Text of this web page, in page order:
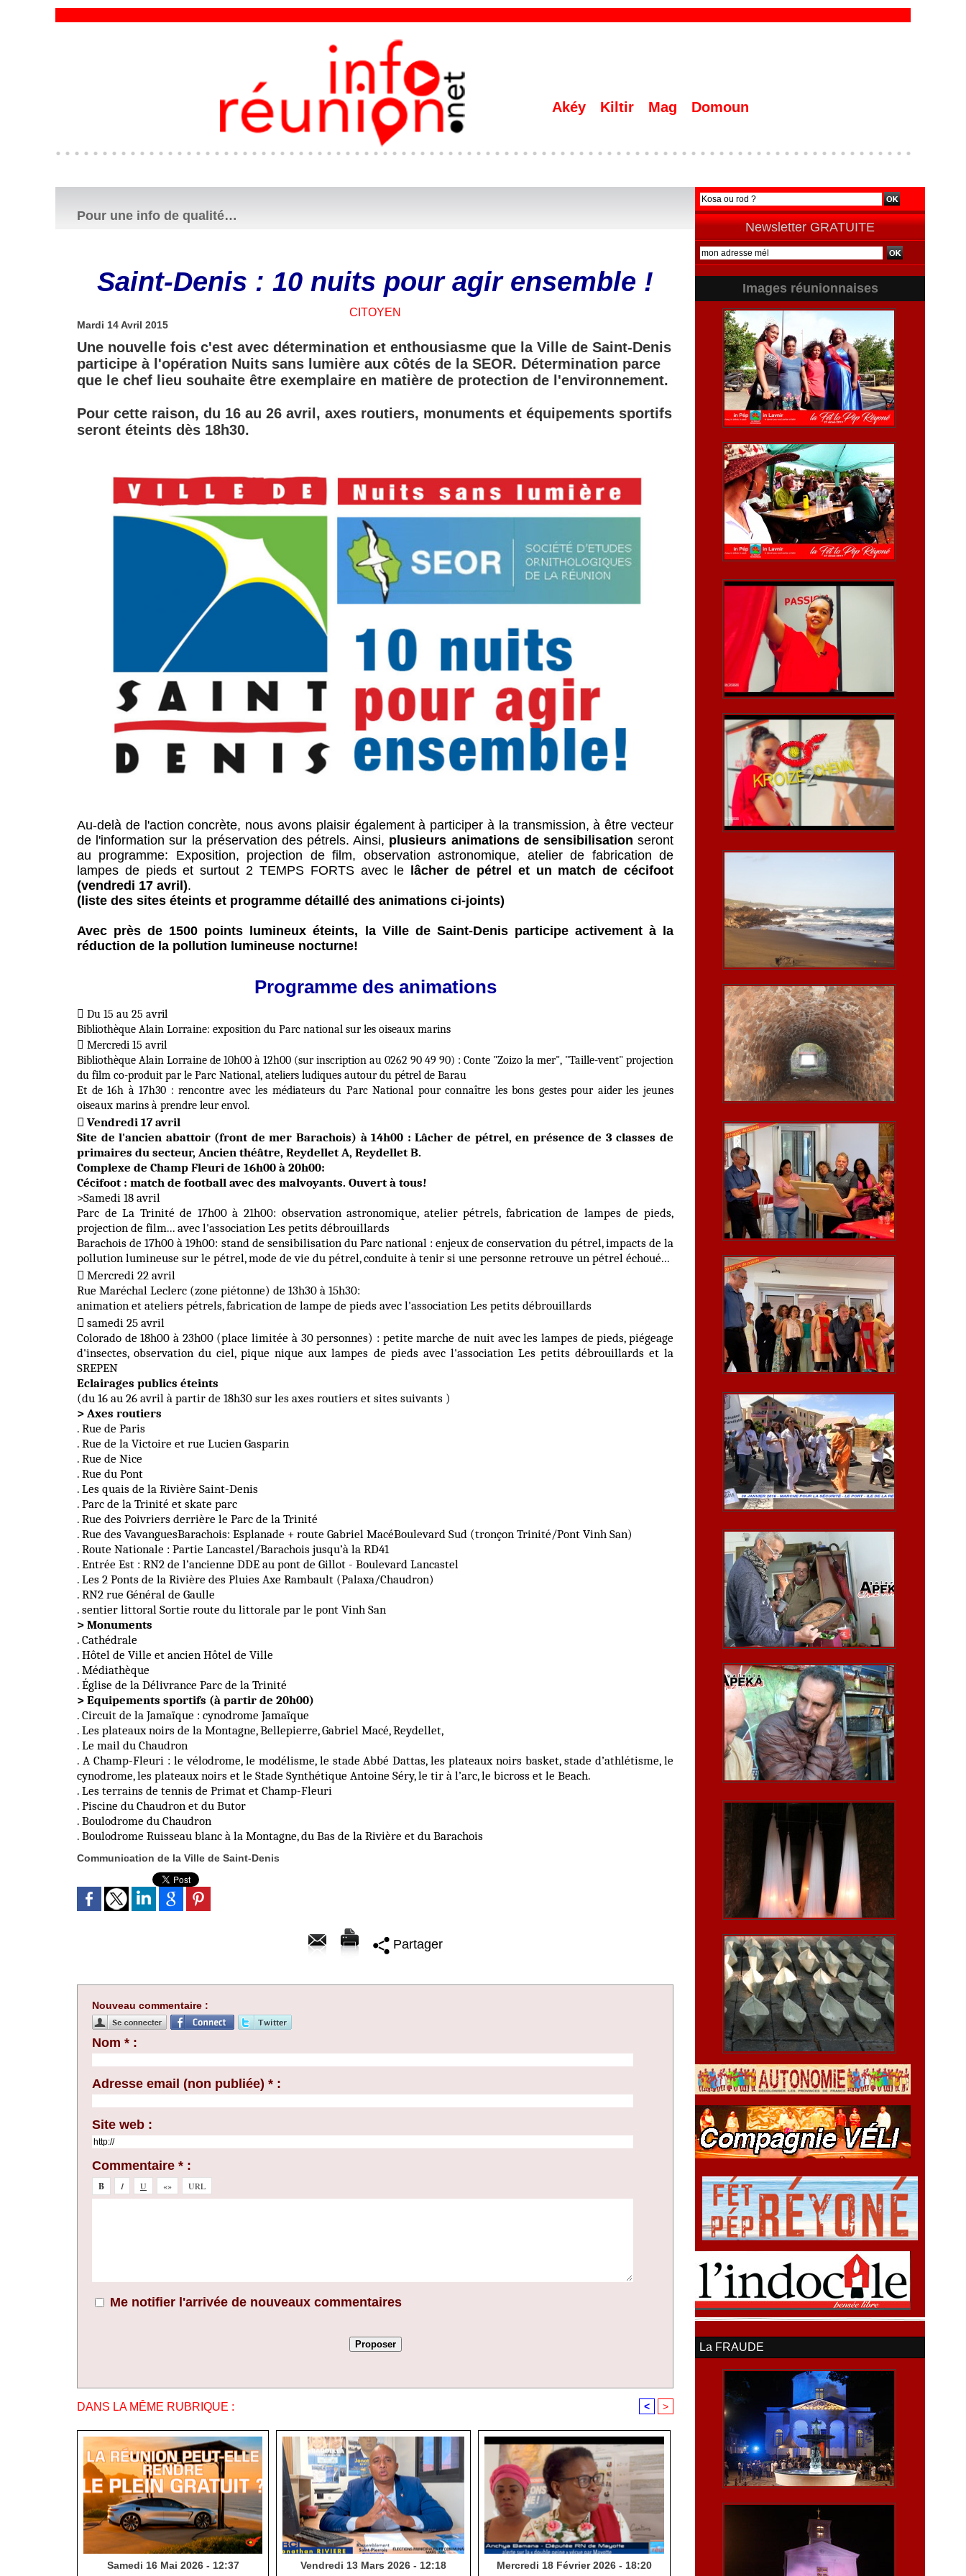
Akéy Kiltir Mag Domoun
Pour une info de qualité…
Saint-Denis : 10 nuits pour agir ensemble !
CITOYEN
Mardi 14 Avril 2015
Une nouvelle fois c'est avec détermination et enthousiasme que la Ville de Saint-Denis
participe à l'opération Nuits sans lumière aux côtés de la SEOR. Détermination parce
que le chef lieu souhaite être exemplaire en matière de protection de l'environnement.
Pour cette raison, du 16 au 26 avril, axes routiers, monuments et équipements sportifs
seront éteints dès 18h30.
Au-delà de l'action concrète, nous avons plaisir également à participer à la transmission, à être vecteur
de l'information sur la préservation des pétrels. Ainsi, plusieurs animations de sensibilisation seront
au programme: Exposition, projection de film, observation astronomique, atelier de fabrication de
lampes de pieds et surtout 2 TEMPS FORTS avec le lâcher de pétrel et un match de cécifoot
(vendredi 17 avril).
(liste des sites éteints et programme détaillé des animations ci-joints)
Avec près de 1500 points lumineux éteints, la Ville de Saint-Denis participe activement à la
réduction de la pollution lumineuse nocturne!
Programme des animations
 Du 15 au 25 avril
Bibliothèque Alain Lorraine: exposition du Parc national sur les oiseaux marins
 Mercredi 15 avril
Bibliothèque Alain Lorraine de 10h00 à 12h00 (sur inscription au 0262 90 49 90) : Conte "Zoizo la mer", "Taille-vent" projection
du film co-produit par le Parc National, ateliers ludiques autour du pétrel de Barau
Et de 16h à 17h30 : rencontre avec les médiateurs du Parc National pour connaître les bons gestes pour aider les jeunes
oiseaux marins à prendre leur envol.
 Vendredi 17 avril
Site de l'ancien abattoir (front de mer Barachois) à 14h00 : Lâcher de pétrel, en présence de 3 classes de
primaires du secteur, Ancien théâtre, Reydellet A, Reydellet B.
Complexe de Champ Fleuri de 16h00 à 20h00:
Cécifoot : match de football avec des malvoyants. Ouvert à tous!
>Samedi 18 avril
Parc de La Trinité de 17h00 à 21h00: observation astronomique, atelier pétrels, fabrication de lampes de pieds,
projection de film... avec l'association Les petits débrouillards
Barachois de 17h00 à 19h00: stand de sensibilisation du Parc national : enjeux de conservation du pétrel, impacts de la
pollution lumineuse sur le pétrel, mode de vie du pétrel, conduite à tenir si une personne retrouve un pétrel échoué...
 Mercredi 22 avril
Rue Maréchal Leclerc (zone piétonne) de 13h30 à 15h30:
animation et ateliers pétrels, fabrication de lampe de pieds avec l'association Les petits débrouillards
 samedi 25 avril
Colorado de 18h00 à 23h00 (place limitée à 30 personnes) : petite marche de nuit avec les lampes de pieds, piégeage
d'insectes, observation du ciel, pique nique aux lampes de pieds avec l'association Les petits débrouillards et la
SREPEN
Eclairages publics éteints
(du 16 au 26 avril à partir de 18h30 sur les axes routiers et sites suivants )
> Axes routiers
. Rue de Paris
. Rue de la Victoire et rue Lucien Gasparin
. Rue de Nice
. Rue du Pont
. Les quais de la Rivière Saint-Denis
. Parc de la Trinité et skate parc
. Rue des Poivriers derrière le Parc de la Trinité
. Rue des VavanguesBarachois: Esplanade + route Gabriel MacéBoulevard Sud (tronçon Trinité/Pont Vinh San)
. Route Nationale : Partie Lancastel/Barachois jusqu’à la RD41
. Entrée Est : RN2 de l’ancienne DDE au pont de Gillot - Boulevard Lancastel
. Les 2 Ponts de la Rivière des Pluies Axe Rambault (Palaxa/Chaudron)
. RN2 rue Général de Gaulle
. sentier littoral Sortie route du littorale par le pont Vinh San
> Monuments
. Cathédrale
. Hôtel de Ville et ancien Hôtel de Ville
. Médiathèque
. Église de la Délivrance Parc de la Trinité
> Equipements sportifs (à partir de 20h00)
. Circuit de la Jamaïque : cynodrome Jamaïque
. Les plateaux noirs de la Montagne, Bellepierre, Gabriel Macé, Reydellet,
. Le mail du Chaudron
. A Champ-Fleuri : le vélodrome, le modélisme, le stade Abbé Dattas, les plateaux noirs basket, stade d’athlétisme, le
cynodrome, les plateaux noirs et le Stade Synthétique Antoine Séry, le tir à l’arc, le bicross et le Beach.
. Les terrains de tennis de Primat et Champ-Fleuri
. Piscine du Chaudron et du Butor
. Boulodrome du Chaudron
. Boulodrome Ruisseau blanc à la Montagne, du Bas de la Rivière et du Barachois
Communication de la Ville de Saint-Denis
Partager
Nouveau commentaire :
Nom * :
Adresse email (non publiée) * :
Site web :
Commentaire * :
Me notifier l'arrivée de nouveaux commentaires
DANS LA MÊME RUBRIQUE : < >
Samedi 16 Mai 2026 - 12:37 Vendredi 13 Mars 2026 - 12:18 Mercredi 18 Février 2026 - 18:20
Newsletter GRATUITE
Images réunionnaises
La FRAUDE